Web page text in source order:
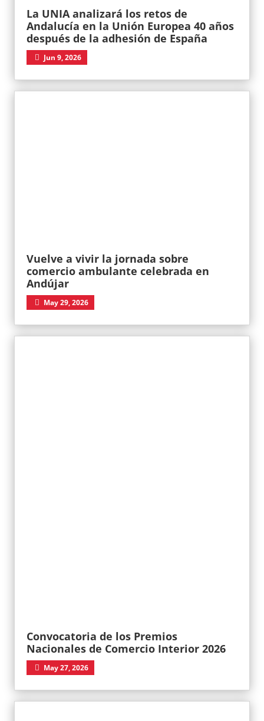
La UNIA analizará los retos de
Andalucía en la Unión Europea 40 años
después de la adhesión de España
Jun 9, 2026
Vuelve a vivir la jornada sobre
comercio ambulante celebrada en
Andújar
May 29, 2026
Convocatoria de los Premios
Nacionales de Comercio Interior 2026
May 27, 2026